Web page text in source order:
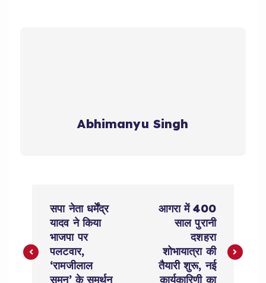
Abhimanyu Singh
s
सपा नेता धर्मेंद्र
यादव ने किया
भाजपा पर
पलटवार,
‘रामजीलाल
सुमन’ के समर्थन
आगरा में 400
साल पुरानी
दशहरा
शोभायात्रा की
तैयारी शुरू, नई
कार्यकारिणी का